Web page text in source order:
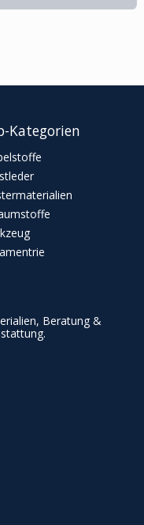
Kategorien
Beratung &